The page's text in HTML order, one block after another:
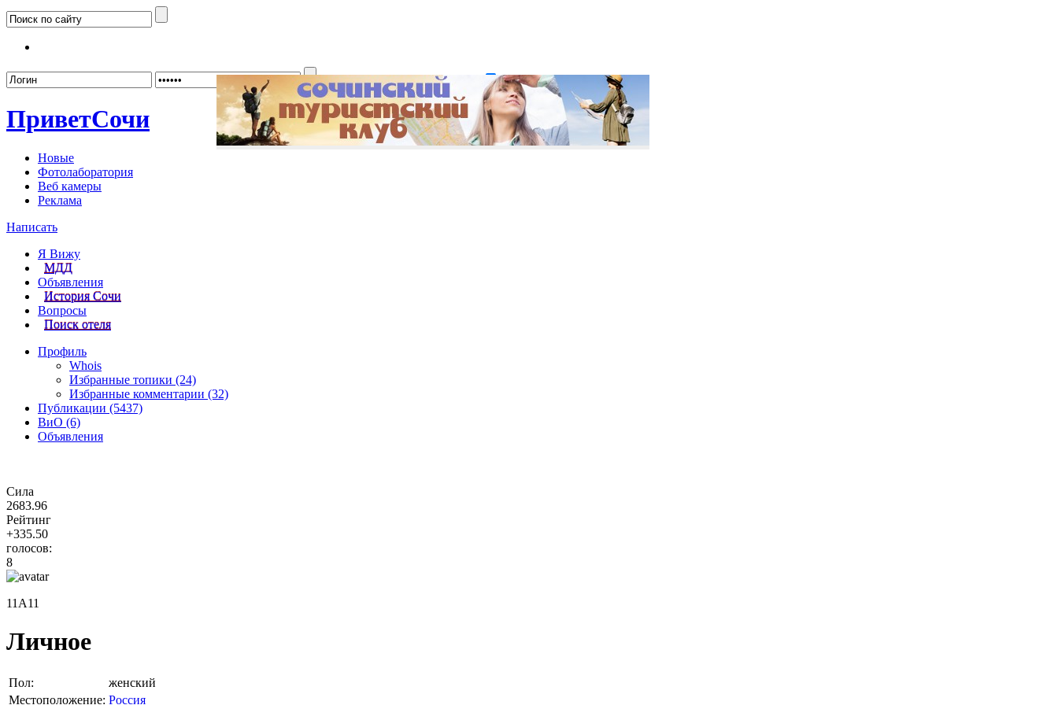
Забыли пароль? Регистрация
ПриветСочи
Новые
Фотолаборатория
Веб камеры
Реклама
Написать
Я Вижу
МДД
Объявления
История Сочи
Вопросы
Поиск отеля
Профиль
Whois
Избранные топики (24)
Избранные комментарии (32)
Публикации (5437)
ВиО (6)
Объявления
Сила
2683.96
Рейтинг
+335.50
голосов:
8
11A11
Личное
Пол:
женский
Местоположение: Россия